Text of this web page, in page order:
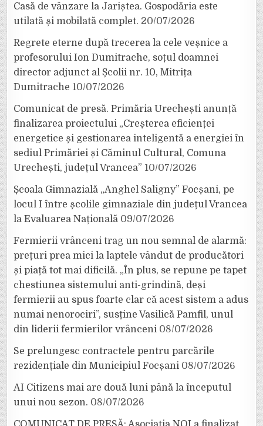
Casă de vânzare la Jariștea. Gospodăria este
utilată și mobilată complet. 20/07/2026
Regrete eterne după trecerea la cele veșnice a
profesorului Ion Dumitrache, soțul doamnei
director adjunct al Școlii nr. 10, Mitrița
Dumitrache 10/07/2026
Comunicat de presă. Primăria Urechești anunță
finalizarea proiectului „Creșterea eficienței
energetice și gestionarea inteligentă a energiei în
sediul Primăriei și Căminul Cultural, Comuna
Urechești, județul Vrancea” 10/07/2026
Școala Gimnazială „Anghel Saligny” Focșani, pe
locul I între școlile gimnaziale din județul Vrancea
la Evaluarea Națională 09/07/2026
Fermierii vrânceni trag un nou semnal de alarmă:
prețuri prea mici la laptele vândut de producători
și piață tot mai dificilă. „În plus, se repune pe tapet
chestiunea sistemului anti-grindină, deși
fermierii au spus foarte clar că acest sistem a adus
numai nenorociri”, susține Vasilică Pamfil, unul
din liderii fermierilor vrânceni 08/07/2026
Se prelungesc contractele pentru parcările
rezidențiale din Municipiul Focșani 08/07/2026
AI Citizens mai are două luni până la începutul
unui nou sezon. 08/07/2026